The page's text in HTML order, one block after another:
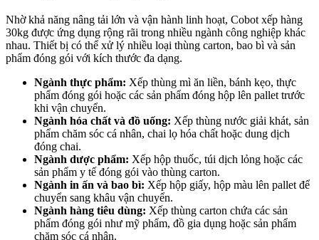
Nhờ khả năng nâng tải lớn và vận hành linh hoạt, Cobot xếp hàng
30kg được ứng dụng rộng rãi trong nhiều ngành công nghiệp khác
nhau. Thiết bị có thể xử lý nhiều loại thùng carton, bao bì và sản
phẩm đóng gói với kích thước đa dạng.
Ngành thực phẩm: Xếp thùng mì ăn liền, bánh kẹo, thực
phẩm đóng gói hoặc các sản phẩm đóng hộp lên pallet trước
khi vận chuyển.
Ngành hóa chất và đồ uống: Xếp thùng nước giải khát, sản
phẩm chăm sóc cá nhân, chai lọ hóa chất hoặc dung dịch
đóng chai.
Ngành dược phẩm: Xếp hộp thuốc, túi dịch lỏng hoặc các
sản phẩm y tế đóng gói vào thùng carton.
Ngành in ấn và bao bì: Xếp hộp giấy, hộp màu lên pallet để
chuyển sang khâu vận chuyển.
Ngành hàng tiêu dùng: Xếp thùng carton chứa các sản
phẩm đóng gói như mỹ phẩm, đồ gia dụng hoặc sản phẩm
chăm sóc cá nhân.